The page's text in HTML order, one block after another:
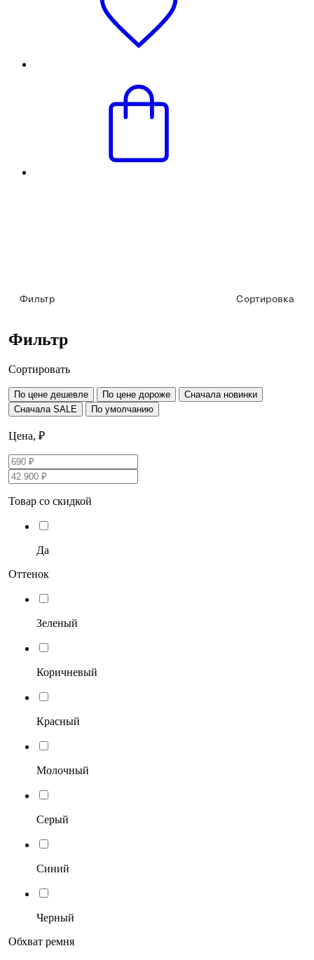
Фильтр Сортировка
Фильтр
Сортировать
По цене дешевле По цене дороже
Сначала новинки
Сначала SALE
По умолчанию
Цена, ₽
Товар со скидкой
Да
Оттенок
Зеленый
Коричневый
Красный
Молочный
Серый
Синий
Черный
Обхват ремня